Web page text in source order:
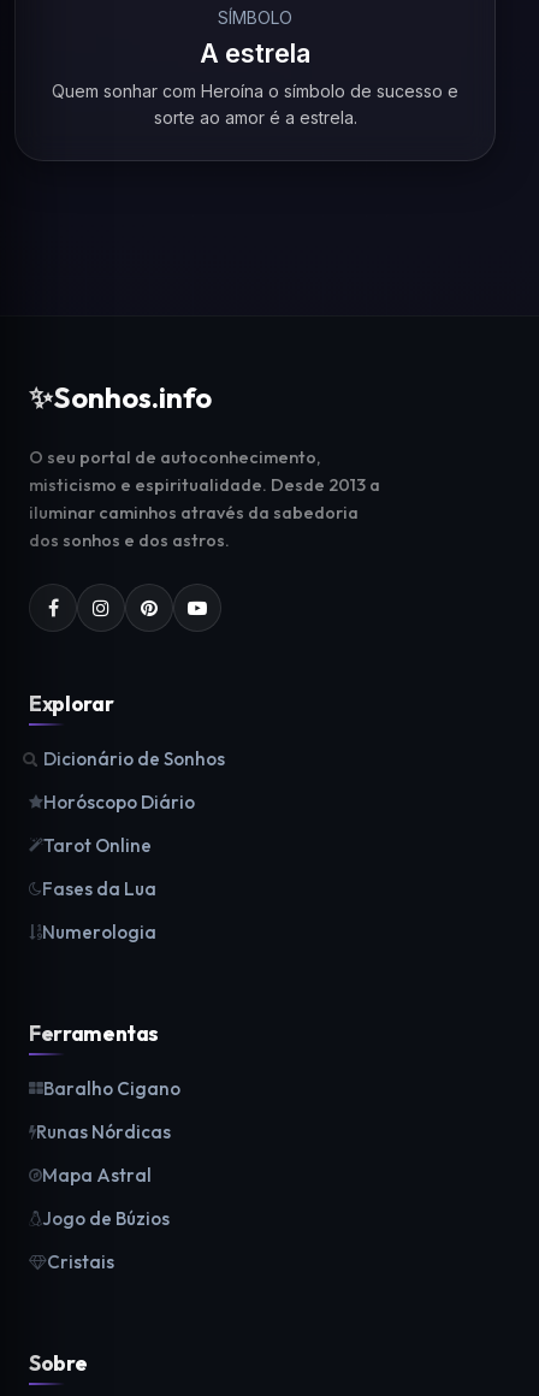
SÍMBOLO
A estrela
Quem sonhar com Heroína o símbolo de sucesso e
sorte ao amor é a estrela.
✨Sonhos.info
O seu portal de autoconhecimento,
misticismo e espiritualidade. Desde 2013 a
iluminar caminhos através da sabedoria
dos sonhos e dos astros.
Explorar
Dicionário de Sonhos
Horóscopo Diário
Tarot Online
Fases da Lua
Numerologia
Ferramentas
Baralho Cigano
Runas Nórdicas
Mapa Astral
Jogo de Búzios
Cristais
Sobre